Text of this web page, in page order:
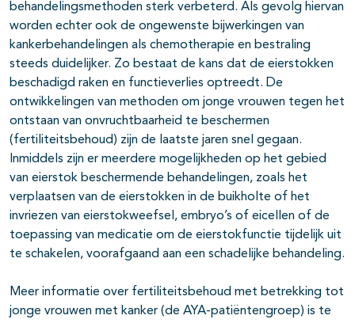
behandelingsmethoden sterk verbeterd. Als gevolg hiervan
worden echter ook de ongewenste bijwerkingen van
kankerbehandelingen als chemotherapie en bestraling
steeds duidelijker. Zo bestaat de kans dat de eierstokken
beschadigd raken en functieverlies optreedt. De
ontwikkelingen van methoden om jonge vrouwen tegen het
ontstaan van onvruchtbaarheid te beschermen
(fertiliteitsbehoud) zijn de laatste jaren snel gegaan.
Inmiddels zijn er meerdere mogelijkheden op het gebied
van eierstok beschermende behandelingen, zoals het
verplaatsen van de eierstokken in de buikholte of het
invriezen van eierstokweefsel, embryo’s of eicellen of de
toepassing van medicatie om de eierstokfunctie tijdelijk uit
te schakelen, voorafgaand aan een schadelijke behandeling.
Meer informatie over fertiliteitsbehoud met betrekking tot
jonge vrouwen met kanker (de AYA-patiëntengroep) is te